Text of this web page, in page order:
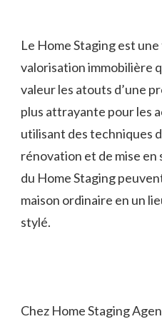
Le Home Staging est
valorisation immobilière
valeur les atouts d’une
plus attrayante pour les
utilisant des techniques
rénovation et de mise en
du Home Staging
maison ordinaire en un
stylé.
Chez Home Staging